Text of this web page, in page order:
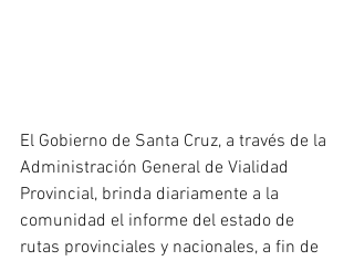
El Gobierno de Santa Cruz, a través de la
Administración General de Vialidad
Provincial, brinda diariamente a la
comunidad el informe del estado de
rutas provinciales y nacionales, a fin de